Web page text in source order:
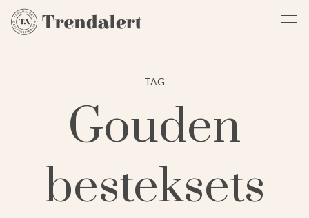
TAG
Gouden
besteksets